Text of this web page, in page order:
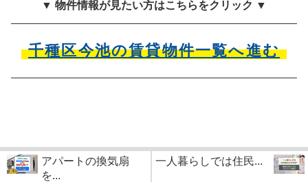
▼ 物件情報が見たい方はこちらをクリック ▼
千種区今池の賃貸物件一覧へ進む
アパートの換気扇
を...
一人暮らしでは住民...